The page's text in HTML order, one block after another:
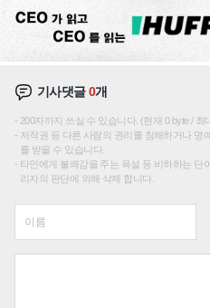
기사댓글0개
200자까지 쓰실 수 있습니다. (현재 0 byte / 최
저작권 등 다른 사람의 권리를 침해하거나 명
를 받을 수 있습니다.
타인에게 불쾌감을 주는 욕설 등 비하하는 단
리자의 판단에 의해 삭제 합니다.